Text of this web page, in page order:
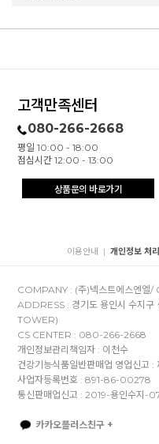
고객만족센터
080-266-2668
평일 10:00 - 18:00
점심시간 12:00 - 13:00
상품문의 바로가기
이용안내 | 개인정보 처
COMPANY : (주)넥스트에스엔엘/
ADDRESS : 경기도 용인시 수지구
TOWER)
CS CENTER : 080-266-2668
개인정보관리책임자 : 이천수
건강기능식품일반판매업 영업신고
사업자등록번호 : 891-86-00278
통신판매업신고 : 2019-용인수지-
카카오플러스친구 +